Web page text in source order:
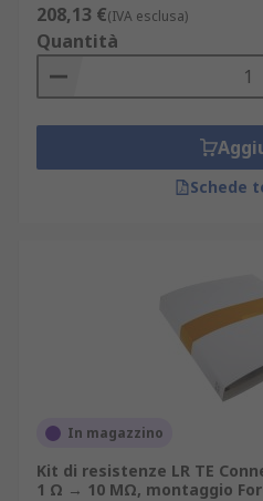
208,13 €(IVA esclusa)
Quantità
Schede
In magazzino
Kit di resistenze LR TE
1 Ω → 10 MΩ, montaggio